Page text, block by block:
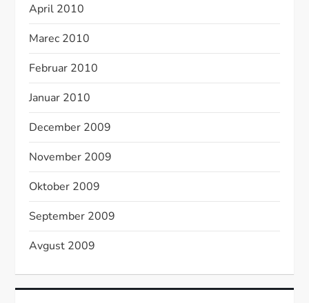
April 2010
Marec 2010
Februar 2010
Januar 2010
December 2009
November 2009
Oktober 2009
September 2009
Avgust 2009